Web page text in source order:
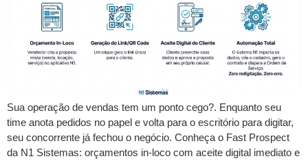
Sua operação de vendas tem um ponto cego?. Enquanto seu
time anota pedidos no papel e volta para o escritório para digitar,
seu concorrente já fechou o negócio. Conheça o Fast Prospect
da N1 Sistemas: orçamentos in-loco com aceite digital imediato e